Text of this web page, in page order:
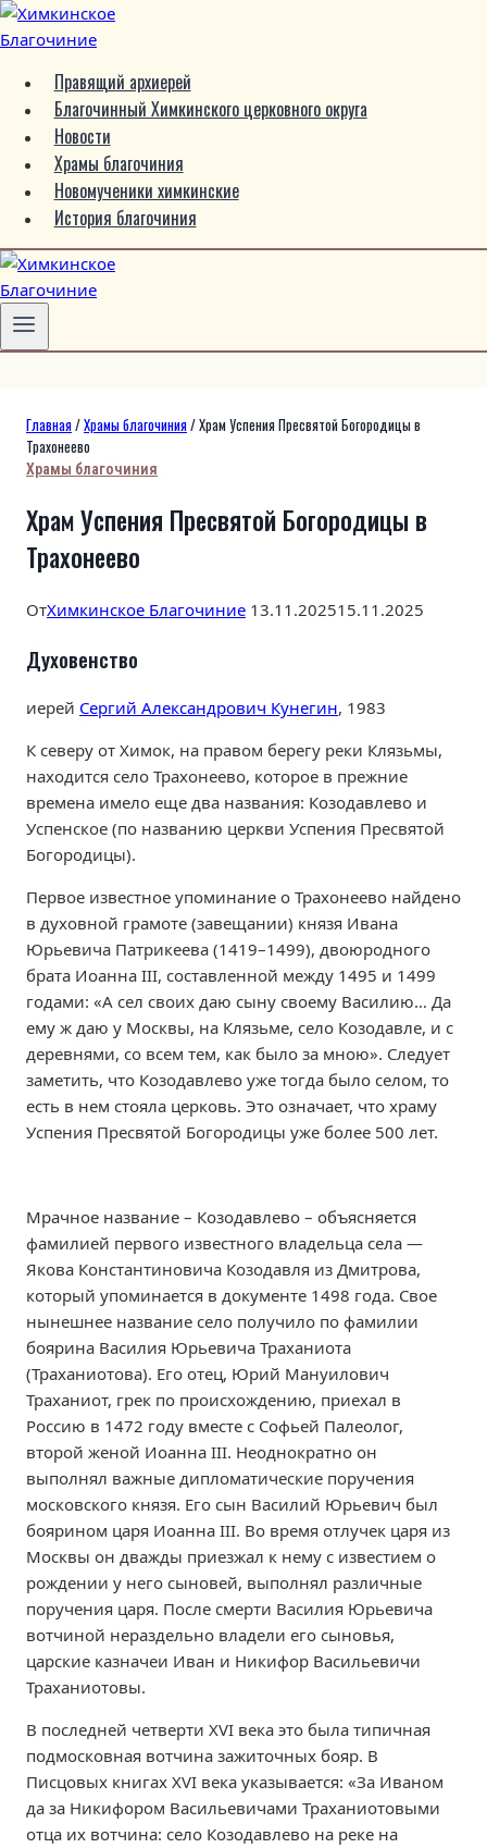
Перейти
к
Правящий архиерей
Благочинный Химкинского церковного округа
Новости
Храмы благочиния
Новомученики химкинские
История благочиния
Главная/Храмы благочиния/Храм Успения Пресвятой Богородицы в
Трахонеево
Храмы благочиния
Храм Успения Пресвятой Богородицы в
Трахонеево
ОтХимкинское Благочиние 13.11.202515.11.2025
Духовенство
иерей Сергий Александрович Кунегин, 1983
К северу от Химок, на правом берегу реки Клязьмы,
находится село Трахонеево, которое в прежние
времена имело еще два названия: Козодавлево и
Успенское (по названию церкви Успения Пресвятой
Богородицы).
Первое известное упоминание о Трахонеево найдено
в духовной грамоте (завещании) князя Ивана
Юрьевича Патрикеева (1419–1499), двоюродного
брата Иоанна III, составленной между 1495 и 1499
годами: «А сел своих даю сыну своему Василию… Да
ему ж даю у Москвы, на Клязьме, село Козодавле, и с
деревнями, со всем тем, как было за мною». Следует
заметить, что Козодавлево уже тогда было селом, то
есть в нем стояла церковь. Это означает, что храму
Успения Пресвятой Богородицы уже более 500 лет.
Мрачное название – Козодавлево – объясняется
фамилией первого известного владельца села —
Якова Константиновича Козодавля из Дмитрова,
который упоминается в документе 1498 года. Свое
нынешнее название село получило по фамилии
боярина Василия Юрьевича Траханиота
(Траханиотова). Его отец, Юрий Мануилович
Траханиот, грек по происхождению, приехал в
Россию в 1472 году вместе с Софьей Палеолог,
второй женой Иоанна III. Неоднократно он
выполнял важные дипломатические поручения
московского князя. Его сын Василий Юрьевич был
боярином царя Иоанна III. Во время отлучек царя из
Москвы он дважды приезжал к нему с известием о
рождении у него сыновей, выполнял различные
поручения царя. После смерти Василия Юрьевича
вотчиной нераздельно владели его сыновья,
царские казначеи Иван и Никифор Васильевичи
Траханиотовы.
В последней четверти XVI века это была типичная
подмосковная вотчина зажиточных бояр. В
Писцовых книгах XVI века указывается: «За Иваном
да за Никифором Васильевичами Траханиотовыми
отца их вотчина: село Козодавлево на реке на